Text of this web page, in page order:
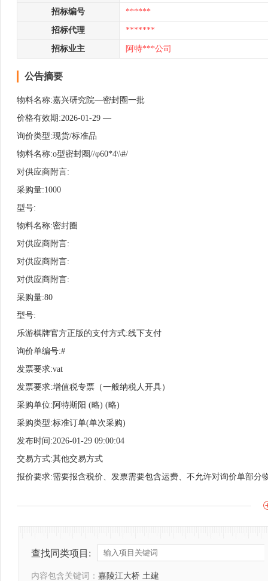
招标编号 ******
招标代理 *******
招标业主 阿特***公司
公告摘要
物料名称:嘉兴研究院—密封圈一批
价格有效期:2026-01-29 —
询价类型:现货/标准品
物料名称:o型密封圈//φ60*4\\#/
对供应商附言:
采购量:1000
型号:
物料名称:密封圈
对供应商附言:
对供应商附言:
对供应商附言:
采购量:80
型号:
乐游棋牌官方正版的支付方式:线下支付
询价单编号:#
发票要求:vat
发票要求:增值税专票（一般纳税人开具）
采购单位:阿特斯阳 (略) (略)
采购类型:标准订单(单次采购)
发布时间:2026-01-29 09:00:04
交易方式:其他交易方式
报价要求:需要报含税价、发票需要包含运费、不允许对询价单部
查找同类项目:
内容包含关键词： 嘉陵江大桥 土建